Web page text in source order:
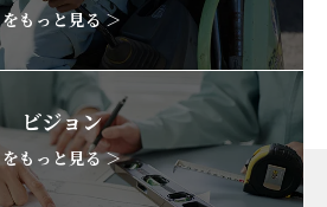
をもっと見る ＞
ビジョン
をもっと見る ＞